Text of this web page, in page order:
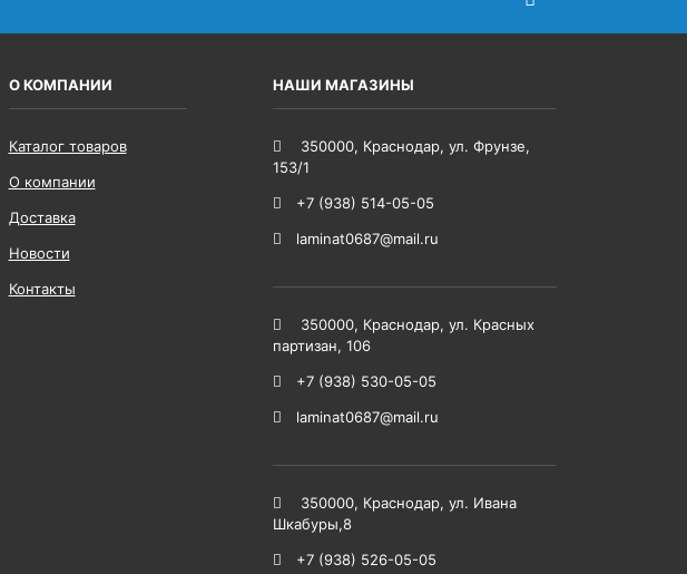
О КОМПАНИИ
Каталог товаров
О компании
Доставка
Новости
Контакты
НАШИ МАГАЗИНЫ
350000, Краснодар, ул. Фрунзе,
153/1
+7 (938) 514-05-05
laminat0687@mail.ru
350000, Краснодар, ул. Красных
партизан, 106
+7 (938) 530-05-05
laminat0687@mail.ru
350000, Краснодар, ул. Ивана
Шкабуры,8
+7 (938) 526-05-05